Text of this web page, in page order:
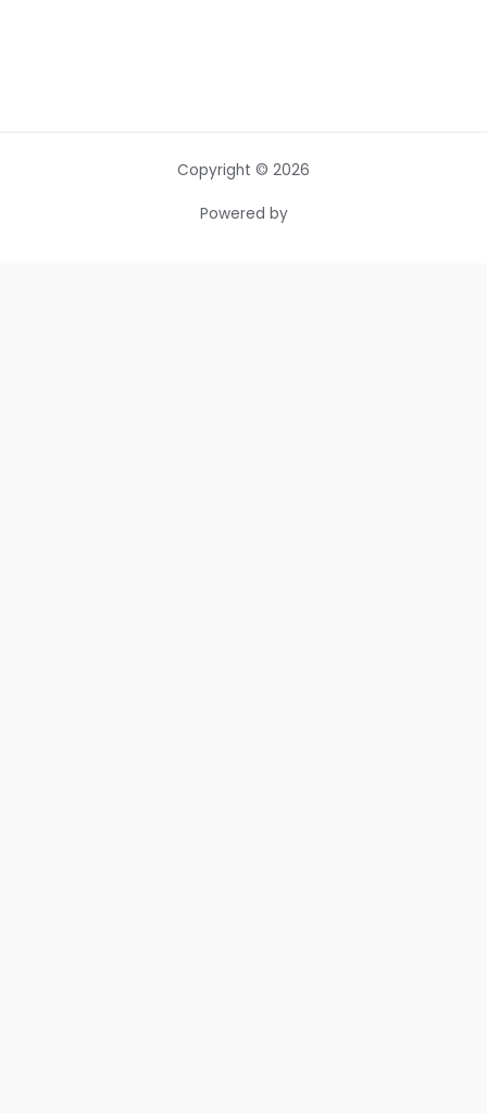
Copyright © 2026
Powered by